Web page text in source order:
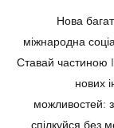
Нова
міжнародна
Ставай частиною
нових
можливостей:
спілкуйся без